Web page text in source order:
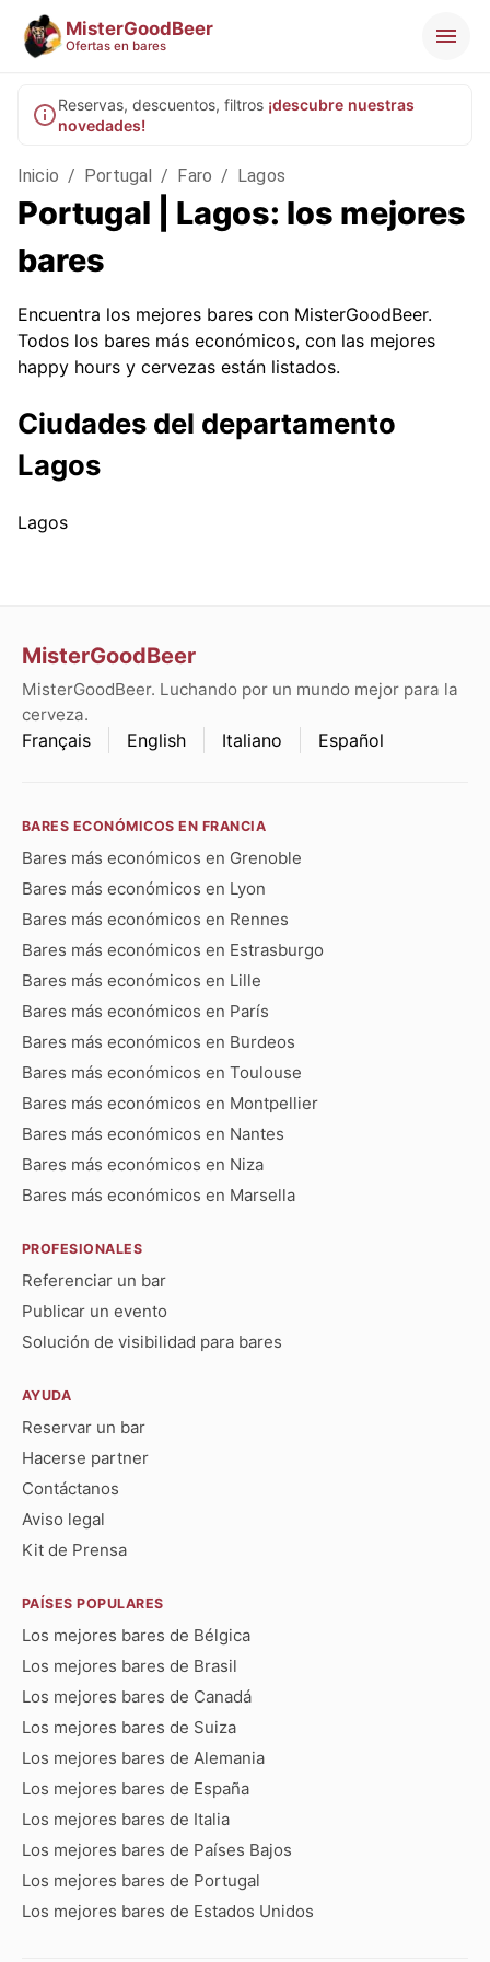
MisterGoodBeer
Ofertas en bares
Reservas, descuentos, filtros ¡descubre nuestras
novedades!
Inicio / Portugal / Faro / Lagos
Portugal | Lagos: los mejores
bares
Encuentra los mejores bares con MisterGoodBeer.
Todos los bares más económicos, con las mejores
happy hours y cervezas están listados.
Ciudades del departamento
Lagos
Lagos
MisterGoodBeer
MisterGoodBeer. Luchando por un mundo mejor para la
cerveza.
Français English Italiano Español
BARES ECONÓMICOS EN FRANCIA
Bares más económicos en Grenoble
Bares más económicos en Lyon
Bares más económicos en Rennes
Bares más económicos en Estrasburgo
Bares más económicos en Lille
Bares más económicos en París
Bares más económicos en Burdeos
Bares más económicos en Toulouse
Bares más económicos en Montpellier
Bares más económicos en Nantes
Bares más económicos en Niza
Bares más económicos en Marsella
PROFESIONALES
Referenciar un bar
Publicar un evento
Solución de visibilidad para bares
AYUDA
Reservar un bar
Hacerse partner
Contáctanos
Aviso legal
Kit de Prensa
PAÍSES POPULARES
Los mejores bares de Bélgica
Los mejores bares de Brasil
Los mejores bares de Canadá
Los mejores bares de Suiza
Los mejores bares de Alemania
Los mejores bares de España
Los mejores bares de Italia
Los mejores bares de Países Bajos
Los mejores bares de Portugal
Los mejores bares de Estados Unidos